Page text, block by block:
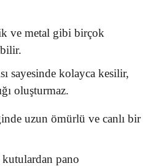
ve metal gibi birçok
sayesinde kolayca kesilir,
oluşturmaz.
uzun ömürlü ve canlı bir
pano